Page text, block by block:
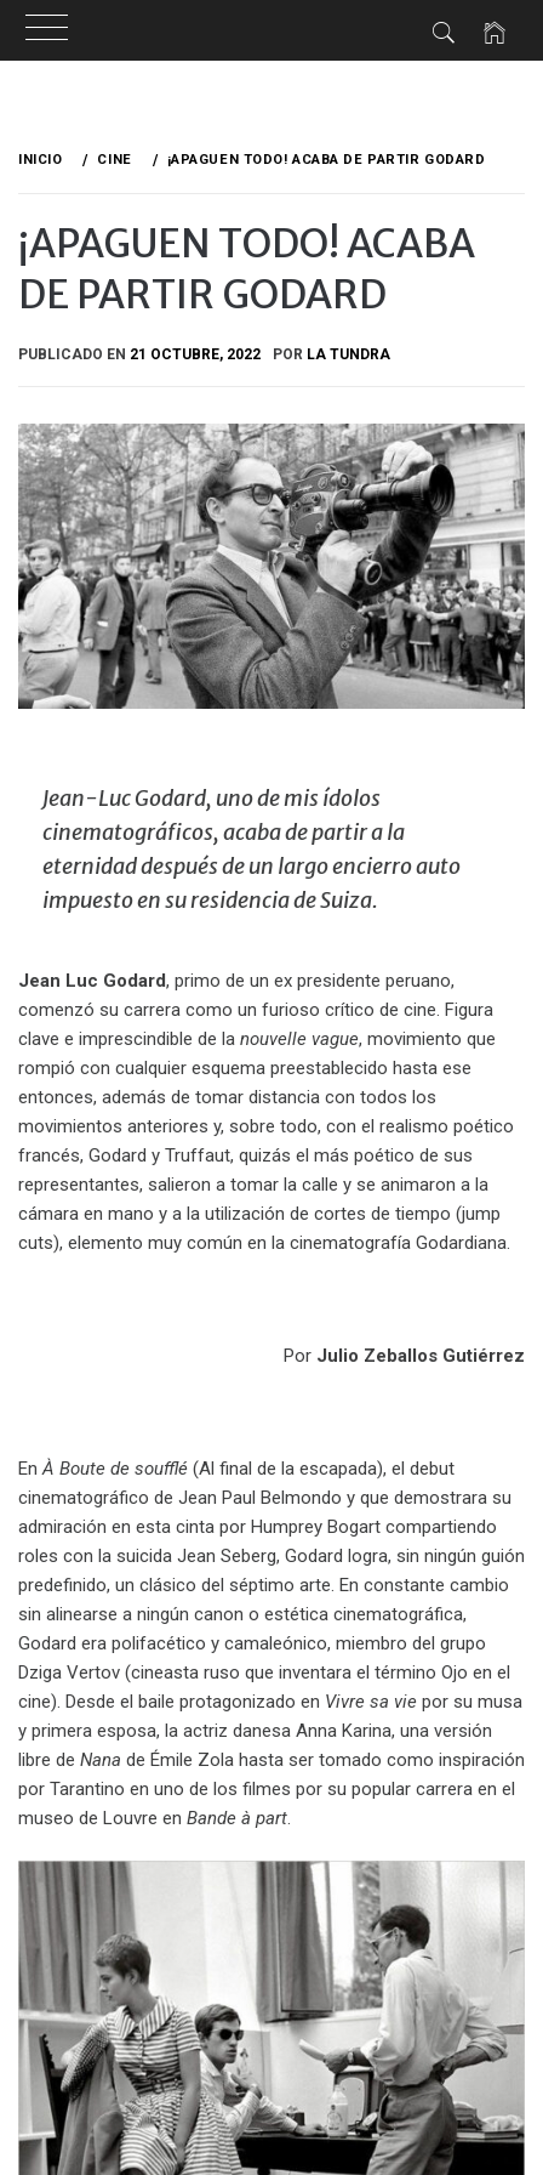
INICIO CINE ¡APAGUEN TODO! ACABA DE PARTIR GODARD
¡APAGUEN TODO! ACABA
DE PARTIR GODARD
PUBLICADO EN 21 OCTUBRE, 2022 POR LA TUNDRA
Jean-Luc Godard, uno de mis ídolos
cinematográficos, acaba de partir a la
eternidad después de un largo encierro auto
impuesto en su residencia de Suiza.
Jean Luc Godard, primo de un ex presidente peruano,
comenzó su carrera como un furioso crítico de cine. Figura
clave e imprescindible de la nouvelle vague, movimiento que
rompió con cualquier esquema preestablecido hasta ese
entonces, además de tomar distancia con todos los
movimientos anteriores y, sobre todo, con el realismo poético
francés, Godard y Truffaut, quizás el más poético de sus
representantes, salieron a tomar la calle y se animaron a la
cámara en mano y a la utilización de cortes de tiempo (jump
cuts), elemento muy común en la cinematografía Godardiana.
Por Julio Zeballos Gutiérrez
EnÀ Boute de soufflé (Al final de la escapada), el debut
cinematográfico de Jean Paul Belmondo y que demostrara su
admiración en esta cinta por Humprey Bogart compartiendo
roles con la suicida Jean Seberg, Godard logra, sin ningún guión
predefinido, un clásico del séptimo arte. En constante cambio
sin alinearse a ningún canon o estética cinematográfica,
Godard era polifacético y camaleónico, miembro del grupo
Dziga Vertov (cineasta ruso que inventara el término Ojo en el
cine). Desde el baile protagonizado en Vivre sa vie por su musa
y primera esposa, la actriz danesa Anna Karina, una versión
libre de Nana de Émile Zola hasta ser tomado como inspiración
por Tarantino en uno de los filmes por su popular carrera en el
museo de Louvre en Bande à part.